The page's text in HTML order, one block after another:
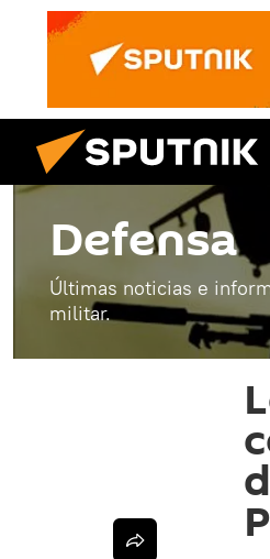
Defensa
Últimas noticias e
militar.